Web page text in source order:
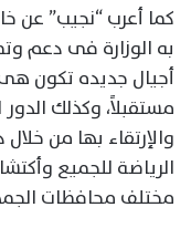
كما أعرب “نجيب” عن
به الوزارة فى دعم
أجيال جديده تكون
مستقبلاً، وكذلك
والإرتقاء بها من
الرياضة للجميع
مختلف محافظات